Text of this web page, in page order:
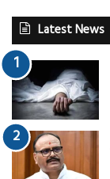
Latest News